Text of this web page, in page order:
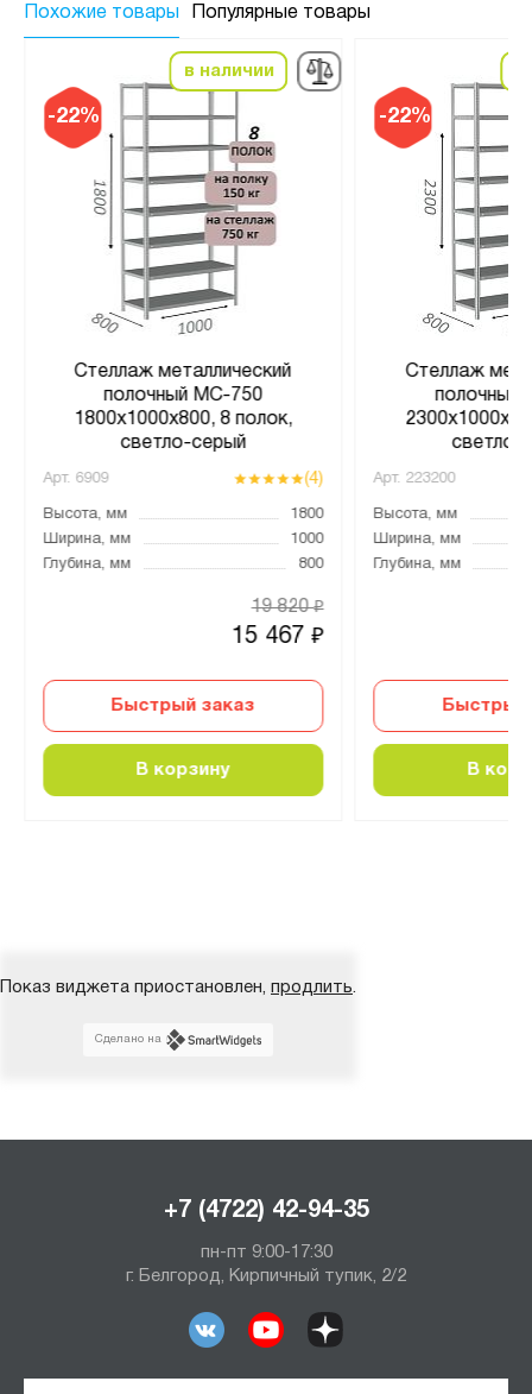
Похожие товары Популярные товары
-22%
в наличии
Стеллаж металлический
полочный МС-750
1800х1000х800, 8 полок,
светло-серый
Арт. 6909 (4)
Высота, мм
1800
Ширина, мм
1000
Глубина, мм
800
15 467₽
19 820₽
Быстрый заказ
В корзину
-22%
Стеллаж
полочный
светло-
Арт. 223200
Высота, мм
Ширина, мм
Глубина, мм
Быстрый
В
Показ виджета приостановлен, продлить.
Сделано на
+7 (4722) 42-94-35
пн-пт 9:00-17:30
г. Белгород, Кирпичный тупик, 2/2